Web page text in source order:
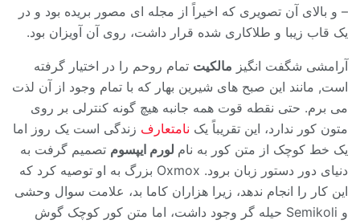
– و بالای آن تصویری که اخیراً از مجله ای مصور بریده بود و در
یک قاب زیبا و طلاکاری شده قرار داشت، روی آن آویزان بود.
آرامشی شگفت انگیز مالکیت تمام روحم را در اختیار گرفته
است, مانند این صبح های شیرین بهار که با تمام وجود از آن لذت
می برم. حتی نقطه قوت همه جانبه هیچ گونه کنترلی بر روی
متون کور ندارد، این تقریباً یک نامتعارف زندگی است یک روز اما
یک خط کوچک از متن کور به نام لورم ایپسوم تصمیم گرفت به
دنیای دور دستور زبان برود. Oxmox بزرگ به او توصیه کرد که
این کار را انجام ندهد، زیرا هزاران کاما بد، علامت سوال وحشی
و Semikoli حیله گر وجود داشت، اما متن کور کوچک گوش